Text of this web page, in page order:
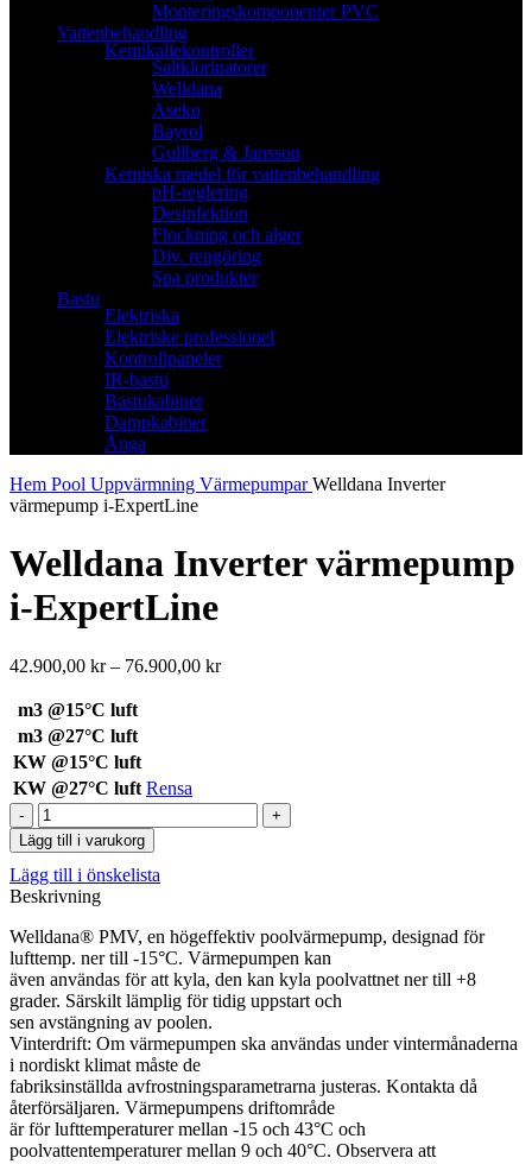
Monteringskomponenter PVC
Vattenbehandling
Kemikaliekontroller
Saltklorinatorer
Welldana
Aseko
Bayrol
Gullberg & Jansson
Kemiska medel för vattenbehandling
pH-reglering
Desinfektion
Flockning och alger
Div. rengöring
Spa produkter
Bastu
Elektriska
Elektriske professionel
Kontrollpaneler
IR-bastu
Bastukabiner
Dampkabiner
Ånga
Hem Pool Uppvärmning VärmepumparWelldana Inverter
värmepump i-ExpertLine
Welldana Inverter värmepump
i-ExpertLine
42.900,00 kr – 76.900,00 krPrisintervall:
m3 @15°C luft
m3 @27°C luft
KW @15°C luft
KW @27°C luft Rensa
Welldana
Inverter
värmepump
i-
ExpertLine
Lägg till i varukorg
Lägg till i önskelista
Beskrivning
Welldana® PMV, en högeffektiv poolvärmepump, designad för
lufttemp. ner till -15°C. Värmepumpen kan
även användas för att kyla, den kan kyla poolvattnet ner till +8
grader. Särskilt lämplig för tidig uppstart och
sen avstängning av poolen.
Vinterdrift: Om värmepumpen ska användas under vintermånaderna
i nordiskt klimat måste de
fabriksinställda avfrostningsparametrarna justeras. Kontakta då
återförsäljaren. Värmepumpens driftområde
är för lufttemperaturer mellan -15 och 43°C och
poolvattentemperaturer mellan 9 och 40°C. Observera att